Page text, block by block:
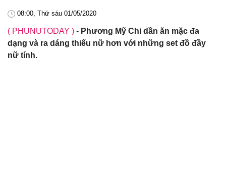
08:00, Thứ sáu 01/05/2020
( PHUNUTODAY ) - Phương Mỹ Chi dần ăn mặc đa
dạng và ra dáng thiếu nữ hơn với những set đồ đầy
nữ tính.